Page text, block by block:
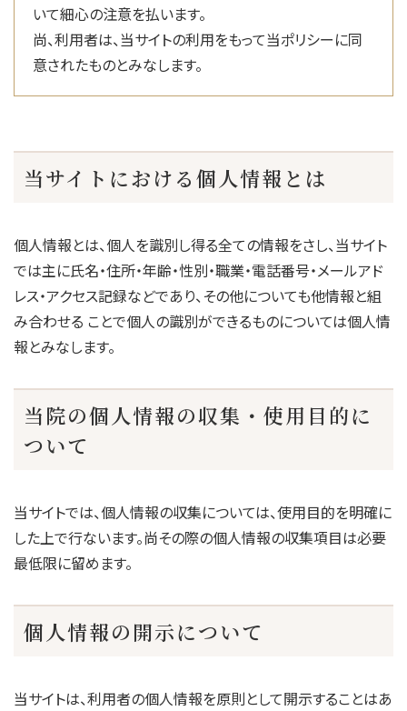
いて細心の注意を払います。
尚、利用者は、当サイトの利用をもって当ポリシーに同
意されたものとみなします。
当サイトにおける個人情報とは
個人情報とは、個人を識別し得る全ての情報をさし、当サイト
では主に氏名・住所・年齢・性別・職業・電話番号・メールアド
レス・アクセス記録などであり、その他についても他情報と組
み合わせる ことで個人の識別ができるものについては個人情
報とみなします。
当院の個人情報の収集・使用目的に
ついて
当サイトでは、個人情報の収集については、使用目的を明確に
した上で行ないます。尚その際の個人情報の収集項目は必要
最低限に留めます。
個人情報の開示について
当サイトは、利用者の個人情報を原則として開示することはあ